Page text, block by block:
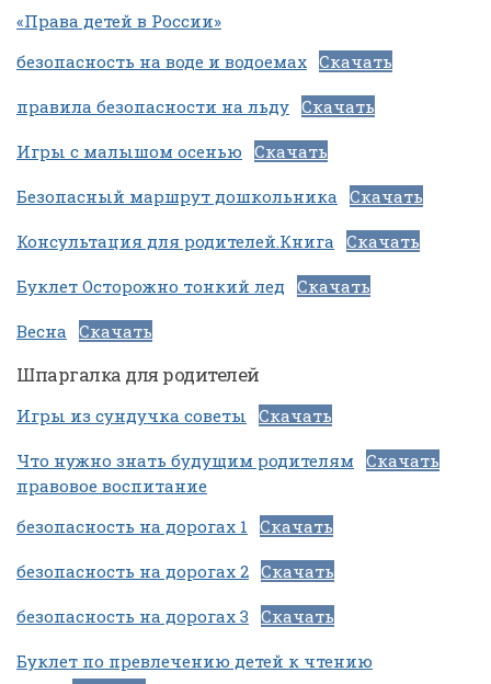
«Права детей в России»
безопасность на воде и водоемах Скачать
правила безопасности на льду Скачать
Игры с малышом осенью Скачать
Безопасный маршрут дошкольника Скачать
Консультация для родителей.Книга Скачать
Буклет Осторожно тонкий лед Скачать
Весна Скачать
Шпаргалка для родителей
Игры из сундучка советы Скачать
Что нужно знать будущим родителям
Скачать
правовое воспитание
безопасность на дорогах 1
Скачать
безопасность на дорогах 2 Скачать
безопасность на дорогах 3 Скачать
Буклет по превлечению детей к чтению